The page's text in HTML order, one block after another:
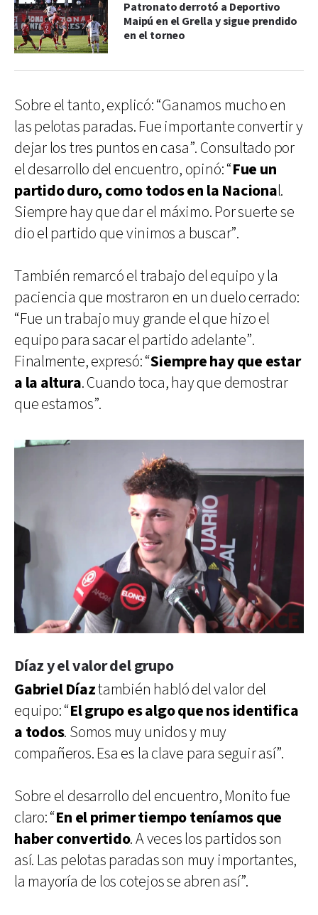
Patronato derrotó a Deportivo
Maipú en el Grella y sigue prendido
en el torneo
Sobre el tanto, explicó: “Ganamos mucho en
las pelotas paradas. Fue importante convertir y
dejar los tres puntos en casa”. Consultado por
el desarrollo del encuentro, opinó: “Fue un
partido duro, como todos en la Nacional.
Siempre hay que dar el máximo. Por suerte se
dio el partido que vinimos a buscar”.
También remarcó el trabajo del equipo y la
paciencia que mostraron en un duelo cerrado:
“Fue un trabajo muy grande el que hizo el
equipo para sacar el partido adelante”.
Finalmente, expresó: “Siempre hay que estar
a la altura. Cuando toca, hay que demostrar
que estamos”.
Díaz y el valor del grupo
Gabriel Díaztambién habló del valor del
equipo: “El grupo es algo que nos identifica
a todos. Somos muy unidos y muy
compañeros. Esa es la clave para seguir así”.
Sobre el desarrollo del encuentro, Monito fue
claro: “En el primer tiempo teníamos que
haber convertido. A veces los partidos son
así. Las pelotas paradas son muy importantes,
la mayoría de los cotejos se abren así”.